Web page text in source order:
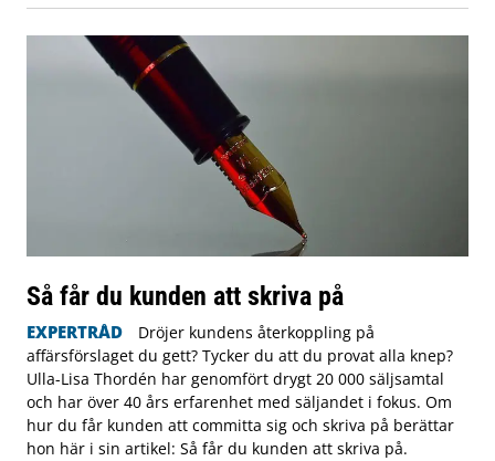
Så får du kunden att skriva på
EXPERTRÅD
Dröjer kundens återkoppling på
affärsförslaget du gett? Tycker du att du provat alla knep?
Ulla-Lisa Thordén har genomfört drygt 20 000 säljsamtal
och har över 40 års erfarenhet med säljandet i fokus. Om
hur du får kunden att committa sig och skriva på berättar
hon här i sin artikel: Så får du kunden att skriva på.